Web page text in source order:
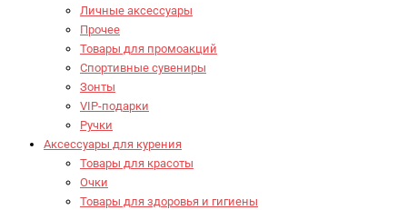
Личные аксессуары
Прочее
Товары для промоакций
Спортивные сувениры
Зонты
VIP-подарки
Ручки
Аксессуары для курения
Товары для красоты
Очки
Товары для здоровья и гигиены